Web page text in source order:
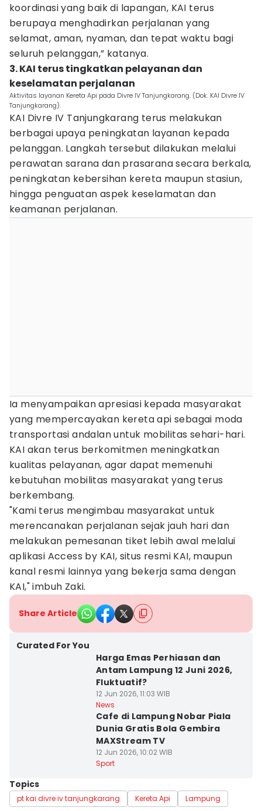
koordinasi yang baik di lapangan, KAI terus
berupaya menghadirkan perjalanan yang
selamat, aman, nyaman, dan tepat waktu bagi
seluruh pelanggan,” katanya.
3. KAI terus tingkatkan pelayanan dan
keselamatan perjalanan
Aktivitas layanan Kereta Api pada Divre IV Tanjungkarang. (Dok. KAI Divre IV
Tanjungkarang).
KAI Divre IV Tanjungkarang terus melakukan
berbagai upaya peningkatan layanan kepada
pelanggan. Langkah tersebut dilakukan melalui
perawatan sarana dan prasarana secara berkala,
peningkatan kebersihan kereta maupun stasiun,
hingga penguatan aspek keselamatan dan
keamanan perjalanan.
Ia menyampaikan apresiasi kepada masyarakat
yang mempercayakan kereta api sebagai moda
transportasi andalan untuk mobilitas sehari-hari.
KAI akan terus berkomitmen meningkatkan
kualitas pelayanan, agar dapat memenuhi
kebutuhan mobilitas masyarakat yang terus
berkembang.
"Kami terus mengimbau masyarakat untuk
merencanakan perjalanan sejak jauh hari dan
melakukan pemesanan tiket lebih awal melalui
aplikasi Access by KAI, situs resmi KAI, maupun
kanal resmi lainnya yang bekerja sama dengan
KAI," imbuh Zaki.
Share Article
Curated For You
Harga Emas Perhiasan dan
Antam Lampung 12 Juni 2026,
Fluktuatif?
12 Jun 2026, 11:03 WIB
News
Cafe di Lampung Nobar Piala
Dunia Gratis Bola Gembira
MAXStream TV
12 Jun 2026, 10:02 WIB
Sport
Topics
pt kai divre iv tanjungkarang Kereta Api Lampung